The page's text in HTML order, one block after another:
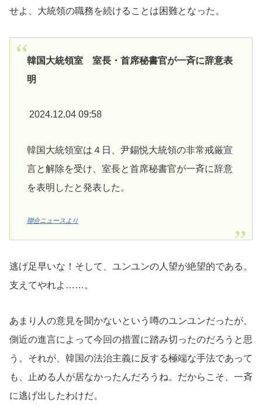
せよ、大統領の職務を続けることは困難となった。
韓国大統領室 室長・首席秘書官が一斉に辞意表
明
2024.12.04 09:58
韓国大統領室は４日、尹錫悦大統領の非常戒厳宣
言と解除を受け、室長と首席秘書官が一斉に辞意
を表明したと発表した。
聯合ニュースより
逃げ足早いな！そして、ユンユンの人望が絶望的である。
支えてやれよ……。
あまり人の意見を聞かないという噂のユンユンだったが、
側近の進言によって今回の措置に踏み切ったのだろうと思
う。それが、韓国の法治主義に反する極端な手法であって
も、止める人が居なかったんだろうね。だからこそ、一斉
に逃げ出したわけだ。